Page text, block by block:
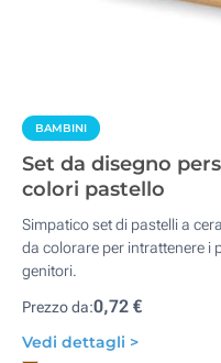
BAMBINI
Set da disegno
colori pastello
Simpatico set di pastelli a
da colorare per intrattenere i
genitori.
Prezzo da:0,72 €
Vedi dettagli >